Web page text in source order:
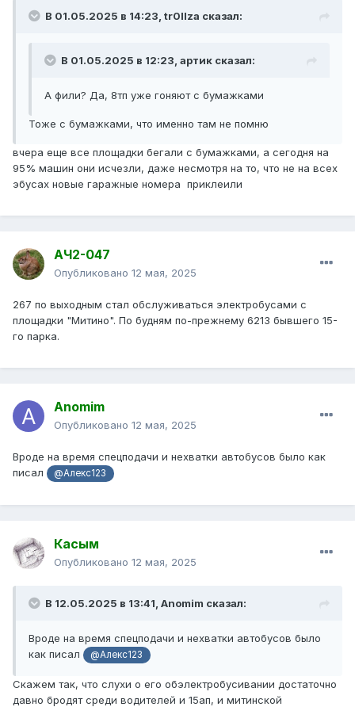
В 01.05.2025 в 14:23, tr0llza сказал:
В 01.05.2025 в 12:23, артик сказал:
А фили? Да, 8тп уже гоняют с бумажками
Тоже с бумажками, что именно там не помню
вчера еще все площадки бегали с бумажками, а сегодня на
95% машин они исчезли, даже несмотря на то, что не на всех
эбусах новые гаражные номера приклеили
АЧ2-047
Опубликовано 12 мая, 2025
267 по выходным стал обслуживаться электробусами с
площадки "Митино". По будням по-прежнему 6213 бывшего 15-
го парка.
Anomim
Опубликовано 12 мая, 2025
Вроде на время спецподачи и нехватки автобусов было как
писал
@Алекс123
Касым
Опубликовано 12 мая, 2025
В 12.05.2025 в 13:41, Anomim сказал:
Вроде на время спецподачи и нехватки автобусов было
как писал
@Алекс123
Скажем так, что слухи о его обэлектробусивании достаточно
давно бродят среди водителей и 15ап, и митинской